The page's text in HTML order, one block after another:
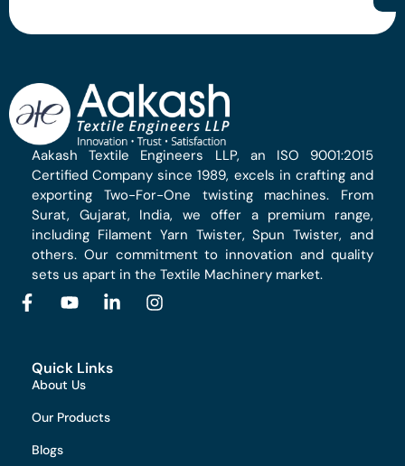
Aakash Textile Engineers LLP, an ISO 9001:2015
Certified Company since 1989, excels in crafting and
exporting Two-For-One twisting machines. From
Surat, Gujarat, India, we offer a premium range,
including Filament Yarn Twister, Spun Twister, and
others. Our commitment to innovation and quality
sets us apart in the Textile Machinery market.
Quick Links
About Us
Our Products
Blogs